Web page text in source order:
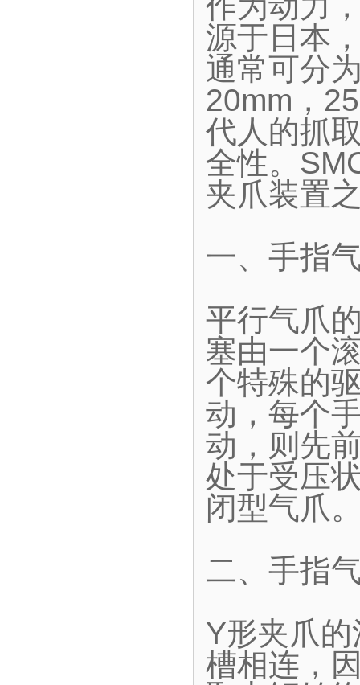
源于日本
通常可分
20mm，
代人的抓
全性。
夹爪装置
一、手指
平行气爪
塞由一个
个特殊的
动，每个
动，则先
处于受压
闭型气爪
二、手指
Y形夹爪
槽相连，